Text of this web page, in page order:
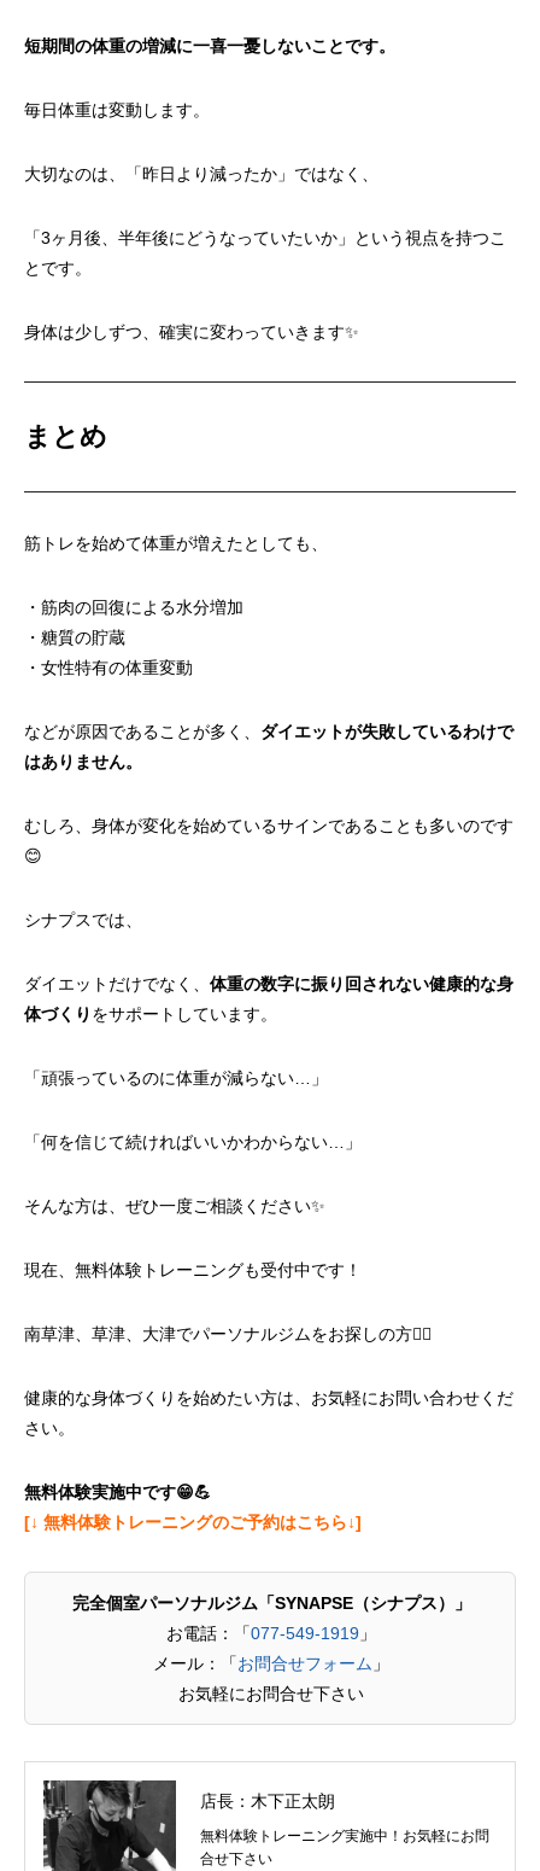
短期間の体重の増減に一喜一憂しないことです。
毎日体重は変動します。
大切なのは、「昨日より減ったか」ではなく、
「3ヶ月後、半年後にどうなっていたいか」という視点を持つこ
とです。
身体は少しずつ、確実に変わっていきます✨
まとめ
筋トレを始めて体重が増えたとしても、
・筋肉の回復による水分増加
・糖質の貯蔵
・女性特有の体重変動
などが原因であることが多く、 ダイエットが失敗しているわけで
はありません。
むしろ、身体が変化を始めているサインであることも多いのです
😊
シナプスでは、
ダイエットだけでなく、 体重の数字に振り回されない健康的な身
体づくり をサポートしています。
「頑張っているのに体重が減らない…」
「何を信じて続ければいいかわからない…」
そんな方は、ぜひ一度ご相談ください✨
現在、無料体験トレーニングも受付中です！
南草津、草津、大津でパーソナルジムをお探しの方🏃‍♀️
健康的な身体づくりを始めたい方は、お気軽にお問い合わせくだ
さい。
無料体験実施中です😁💪
[↓ 無料体験トレーニングのご予約はこちら↓]
完全個室パーソナルジム「SYNAPSE（シナプス）」
お電話：「077-549-1919 」
メール：「お問合せフォーム 」
お気軽にお問合せ下さい
店長：木下正太朗
無料体験トレーニング実施中！お気軽にお問
合せ下さい